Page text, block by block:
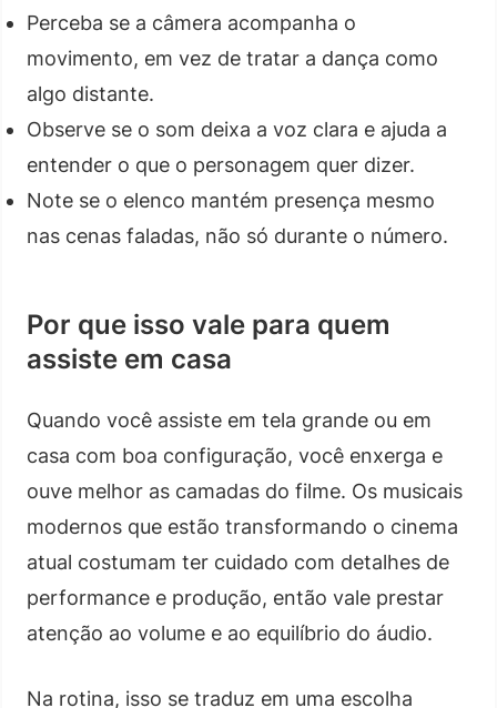
Perceba se a câmera acompanha o
movimento, em vez de tratar a dança como
algo distante.
Observe se o som deixa a voz clara e ajuda a
entender o que o personagem quer dizer.
Note se o elenco mantém presença mesmo
nas cenas faladas, não só durante o número.
Por que isso vale para quem
assiste em casa
Quando você assiste em tela grande ou em
casa com boa configuração, você enxerga e
ouve melhor as camadas do filme. Os musicais
modernos que estão transformando o cinema
atual costumam ter cuidado com detalhes de
performance e produção, então vale prestar
atenção ao volume e ao equilíbrio do áudio.
Na rotina, isso se traduz em uma escolha